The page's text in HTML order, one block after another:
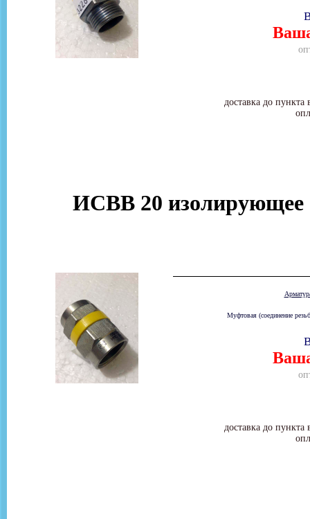
доставка до
ИСВВ 20 изолирующее
Муфтовая (соединение
доставка до